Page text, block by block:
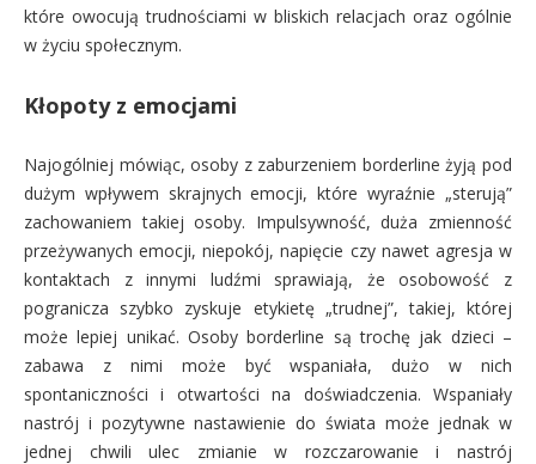
które owocują trudnościami w bliskich relacjach oraz ogólnie
w życiu społecznym.
Kłopoty z emocjami
Najogólniej mówiąc, osoby z zaburzeniem borderline żyją pod
dużym wpływem skrajnych emocji, które wyraźnie „sterują”
zachowaniem takiej osoby. Impulsywność, duża zmienność
przeżywanych emocji, niepokój, napięcie czy nawet agresja w
kontaktach z innymi ludźmi sprawiają, że osobowość z
pogranicza szybko zyskuje etykietę „trudnej”, takiej, której
może lepiej unikać. Osoby borderline są trochę jak dzieci –
zabawa z nimi może być wspaniała, dużo w nich
spontaniczności i otwartości na doświadczenia. Wspaniały
nastrój i pozytywne nastawienie do świata może jednak w
jednej chwili ulec zmianie w rozczarowanie i nastrój